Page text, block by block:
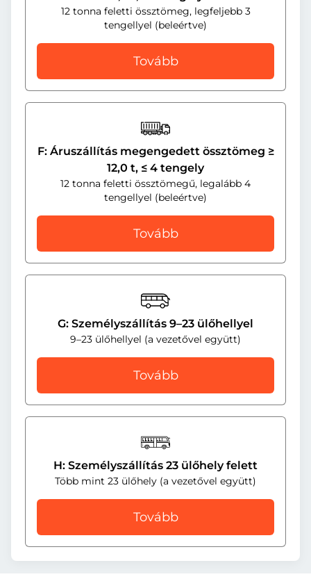
12 tonna feletti össztömeg, legfeljebb 3
tengellyel (beleértve)
Tovább
F: Áruszállítás megengedett össztömeg ≥
12,0 t, ≤ 4 tengely
12 tonna feletti össztömegű, legalább 4
tengellyel (beleértve)
Tovább
G: Személyszállítás 9–23 ülőhellyel
9–23 ülőhellyel (a vezetővel együtt)
Tovább
H: Személyszállítás 23 ülőhely felett
Több mint 23 ülőhely (a vezetővel együtt)
Tovább